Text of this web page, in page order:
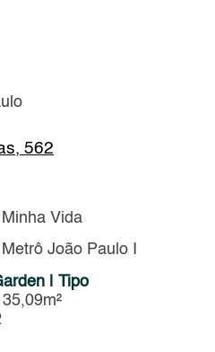
562
Vida
João Paulo I
| Tipo